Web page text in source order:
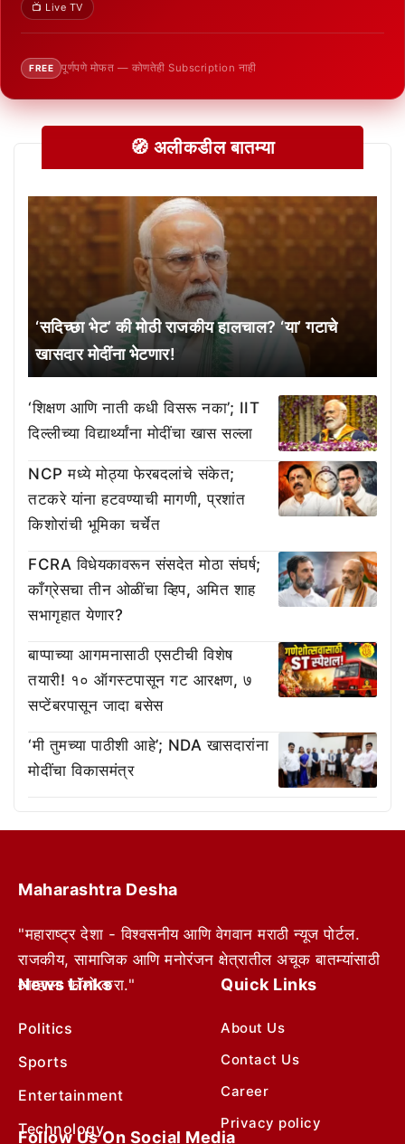
📺 Live TV
FREE पूर्णपणे मोफत — कोणतेही Subscription नाही
🧭 अलीकडील बातम्या
‘सदिच्छा भेट’ की मोठी राजकीय हालचाल? ‘या’ गटाचे
खासदार मोदींना भेटणार!
‘शिक्षण आणि नाती कधी विसरू नका’; IIT
दिल्लीच्या विद्यार्थ्यांना मोदींचा खास सल्ला
NCP मध्ये मोठ्या फेरबदलांचे संकेत;
तटकरे यांना हटवण्याची मागणी, प्रशांत
किशोरांची भूमिका चर्चेत
FCRA विधेयकावरून संसदेत मोठा संघर्ष;
काँग्रेसचा तीन ओळींचा व्हिप, अमित शाह
सभागृहात येणार?
बाप्पाच्या आगमनासाठी एसटीची विशेष
तयारी! १० ऑगस्टपासून गट आरक्षण, ७
सप्टेंबरपासून जादा बसेस
‘मी तुमच्या पाठीशी आहे’; NDA खासदारांना
मोदींचा विकासमंत्र
Maharashtra Desha
"महाराष्ट्र देशा - विश्वसनीय आणि वेगवान मराठी न्यूज पोर्टल.
राजकीय, सामाजिक आणि मनोरंजन क्षेत्रातील अचूक बातम्यांसाठी
आम्हाला फॉलो करा."
News Links
Politics
Sports
Entertainment
Technology
Quick Links
About Us
Contact Us
Career
Privacy policy
Follow Us On Social Media